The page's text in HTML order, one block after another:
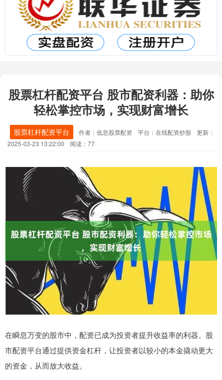
股票杠杆配资平台 股市配资利器：助你
轻松掌控市场，实现财富增长
股票杠杆配资平台 作者：低息股票配资 平台：在线配资炒股
更新：
2025-03-23 13:22:00
阅读：77
在瞬息万变的股市中，配资已成为投资者提升收益率的利器。股
市配资平台通过提供资金杠杆，让投资者以较小的本金撬动更大
的资金，从而放大收益。